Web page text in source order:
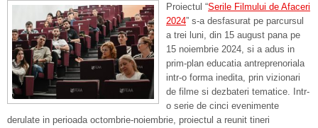
Proiectul “Serile Filmului de Afaceri
2024” s-a desfasurat pe parcursul
a trei luni, din 15 august pana pe
15 noiembrie 2024, si a adus in
prim-plan educatia antreprenoriala
intr-o forma inedita, prin vizionari
de filme si dezbateri tematice. Intr-
o serie de cinci evenimente
derulate in perioada octombrie-noiembrie, proiectul a reunit tineri